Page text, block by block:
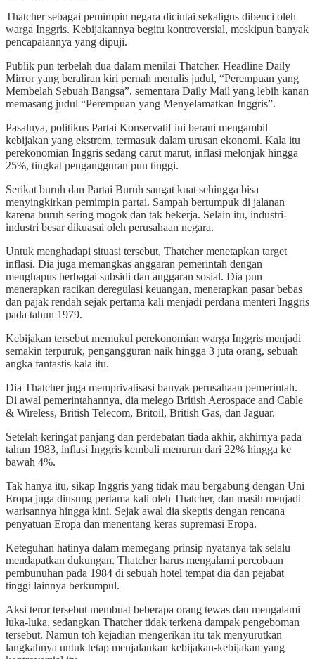
Thatcher sebagai pemimpin negara dicintai sekaligus dibenci oleh
warga Inggris. Kebijakannya begitu kontroversial, meskipun banyak
pencapaiannya yang dipuji.
Publik pun terbelah dua dalam menilai Thatcher. Headline Daily
Mirror yang beraliran kiri pernah menulis judul, “Perempuan yang
Membelah Sebuah Bangsa”, sementara Daily Mail yang lebih kanan
memasang judul “Perempuan yang Menyelamatkan Inggris”.
Pasalnya, politikus Partai Konservatif ini berani mengambil
kebijakan yang ekstrem, termasuk dalam urusan ekonomi. Kala itu
perekonomian Inggris sedang carut marut, inflasi melonjak hingga
25%, tingkat pengangguran pun tinggi.
Serikat buruh dan Partai Buruh sangat kuat sehingga bisa
menyingkirkan pemimpin partai. Sampah bertumpuk di jalanan
karena buruh sering mogok dan tak bekerja. Selain itu, industri-
industri besar dikuasai oleh perusahaan negara.
Untuk menghadapi situasi tersebut, Thatcher menetapkan target
inflasi. Dia juga memangkas anggaran pemerintah dengan
menghapus berbagai subsidi dan anggaran sosial. Dia pun
menerapkan racikan deregulasi keuangan, menerapkan pasar bebas
dan pajak rendah sejak pertama kali menjadi perdana menteri Inggris
pada tahun 1979.
Kebijakan tersebut memukul perekonomian warga Inggris menjadi
semakin terpuruk, pengangguran naik hingga 3 juta orang, sebuah
angka fantastis kala itu.
Dia Thatcher juga memprivatisasi banyak perusahaan pemerintah.
Di awal pemerintahannya, dia melego British Aerospace and Cable
& Wireless, British Telecom, Britoil, British Gas, dan Jaguar.
Setelah keringat panjang dan perdebatan tiada akhir, akhirnya pada
tahun 1983, inflasi Inggris kembali menurun dari 22% hingga ke
bawah 4%.
Tak hanya itu, sikap Inggris yang tidak mau bergabung dengan Uni
Eropa juga diusung pertama kali oleh Thatcher, dan masih menjadi
warisannya hingga kini. Sejak awal dia skeptis dengan rencana
penyatuan Eropa dan menentang keras supremasi Eropa.
Keteguhan hatinya dalam memegang prinsip nyatanya tak selalu
mendapatkan dukungan. Thatcher harus mengalami percobaan
pembunuhan pada 1984 di sebuah hotel tempat dia dan pejabat
tinggi lainnya berkumpul.
Aksi teror tersebut membuat beberapa orang tewas dan mengalami
luka-luka, sedangkan Thatcher tidak terkena dampak pengeboman
tersebut. Namun toh kejadian mengerikan itu tak menyurutkan
langkahnya untuk tetap menjalankan kebijakan-kebijakan yang